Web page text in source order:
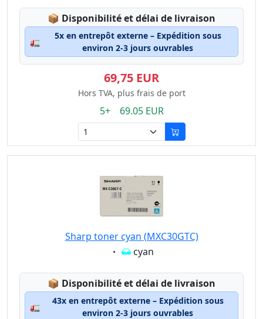
📦 Lagerstatus:
Disponibilité et délai de livraison
🚛
5x en entrepôt externe – Expédition sous
environ 2-3 jours ouvrables
69,75 EUR
Hors TVA, plus frais de port
5+ 69.05 EUR
Sharp toner cyan (MXC30GTC)
Eigenschaft:
cyan
📦 Lagerstatus:
Disponibilité et délai de livraison
🚛
43x en entrepôt externe – Expédition sous
environ 2-3 jours ouvrables